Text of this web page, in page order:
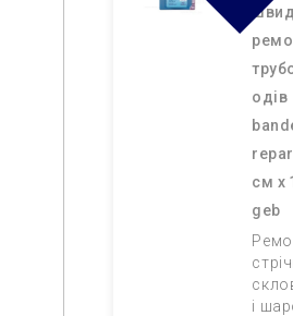
одів
см х
geb
і